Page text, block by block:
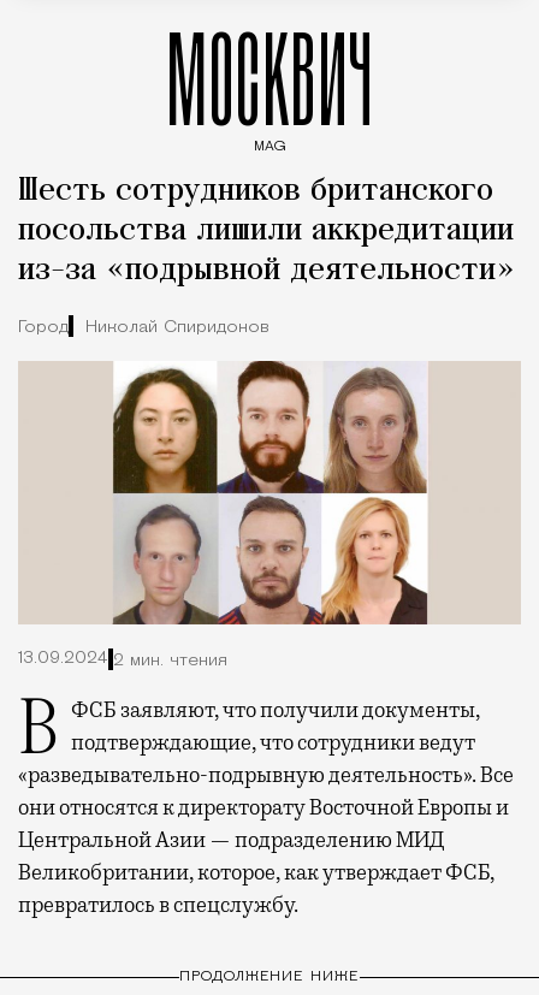
МОСКВИЧ
MAG
Шесть сотрудников британского
посольства лишили аккредитации
из-за «подрывной деятельности»
Город Николай Спиридонов
13.09.2024 2 мин. чтения
В ФСБ заявляют, что получили документы, подтверждающие, что сотрудники ведут
«разведывательно-подрывную деятельность». Все
они относятся к директорату Восточной Европы и
Центральной Азии — подразделению МИД
Великобритании, которое, как утверждает ФСБ,
превратилось в спецслужбу.
ПРОДОЛЖЕНИЕ НИЖЕ